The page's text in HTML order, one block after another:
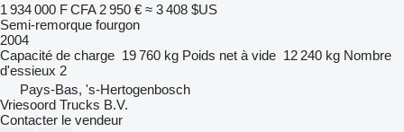
1 934 000 F CFA 2 950 € ≈ 3 408 $US
Semi-remorque fourgon
2004
Capacité de charge 19 760 kg Poids net à vide 12 240 kg Nombre
d'essieux 2
Pays-Bas, 's-Hertogenbosch
Vriesoord Trucks B.V.
Contacter le vendeur